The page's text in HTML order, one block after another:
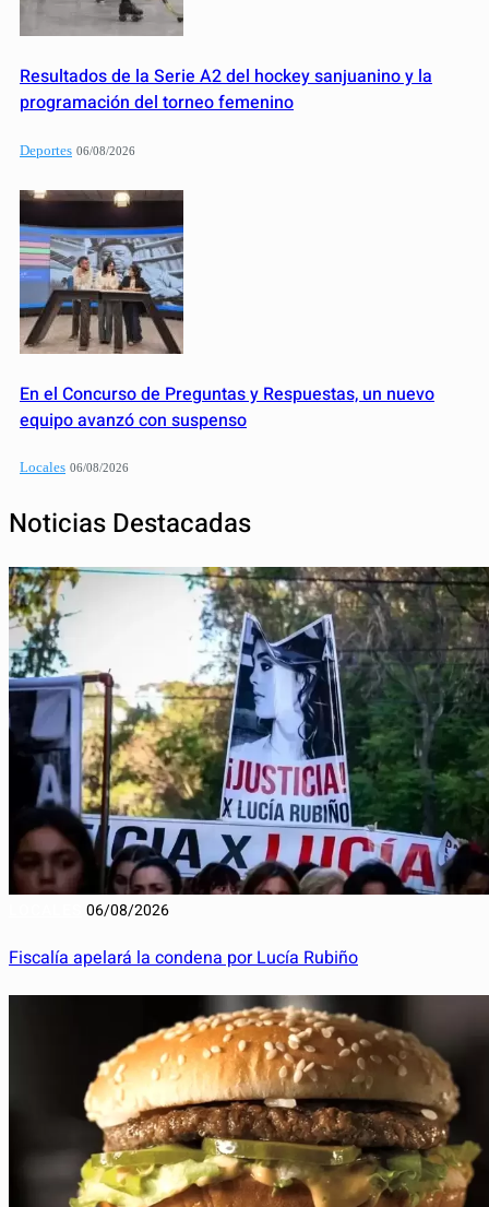
Resultados de la Serie A2 del hockey sanjuanino y la
programación del torneo femenino
Deportes 06/08/2026
En el Concurso de Preguntas y Respuestas, un nuevo
equipo avanzó con suspenso
Locales 06/08/2026
Noticias Destacadas
06/08/2026
Fiscalía apelará la condena por Lucía Rubiño